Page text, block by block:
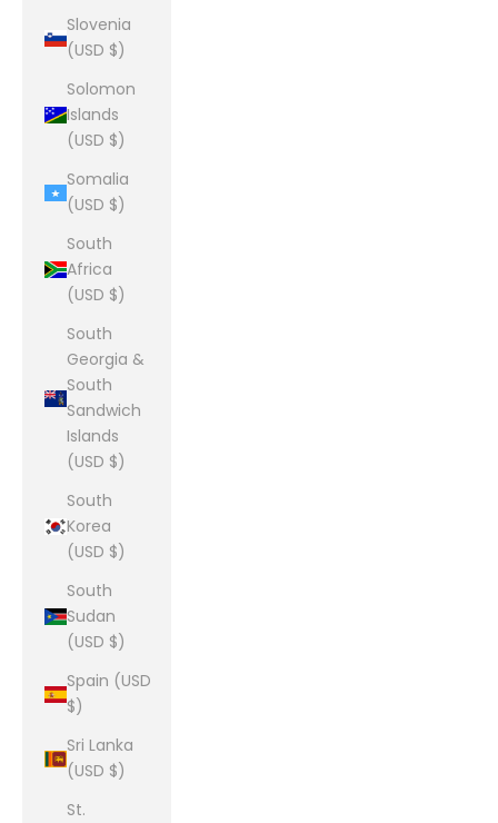
Slovenia
(USD $)
Solomon
Islands
(USD $)
Somalia
(USD $)
South
Africa
(USD $)
South
Georgia &
South
Sandwich
Islands
(USD $)
South
Korea
(USD $)
South
Sudan
(USD $)
Spain (USD
$)
Sri Lanka
(USD $)
St.